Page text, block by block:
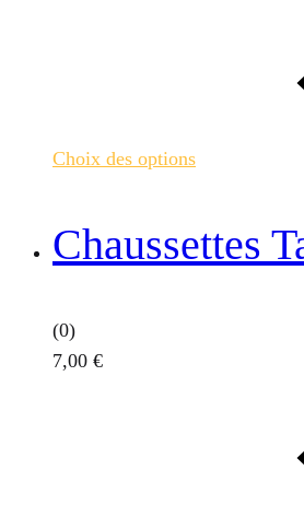
Choix des options
peuvent
être
Chaussettes
(0)
7,00 €